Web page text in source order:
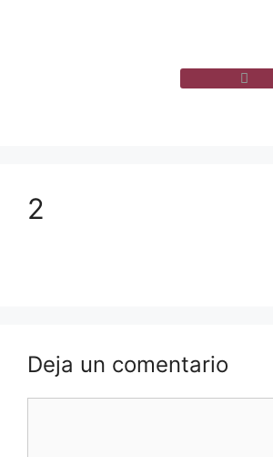
2
Deja un comentario